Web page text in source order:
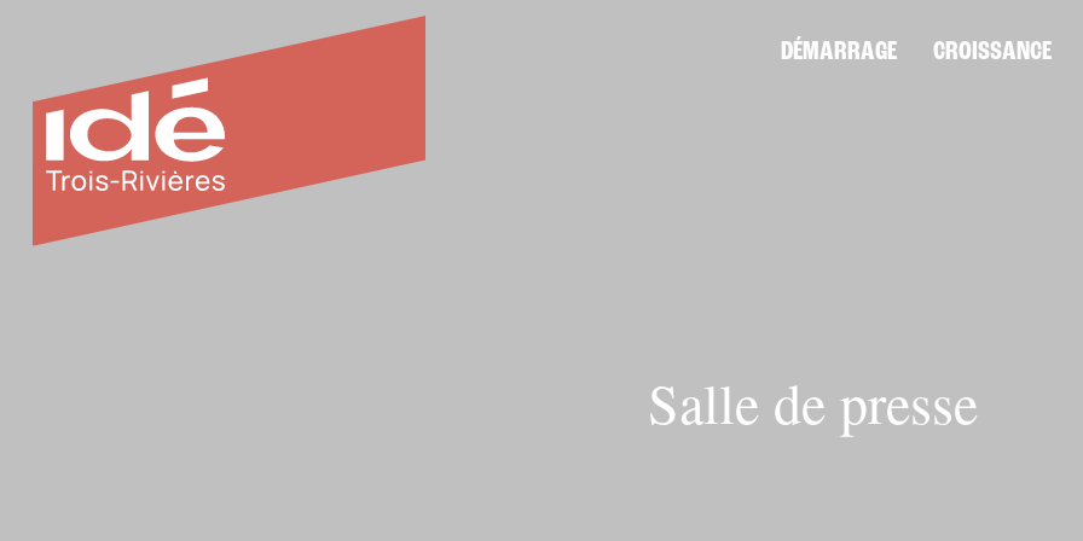
DÉMARRAGE CROISSANCE
Salle de presse